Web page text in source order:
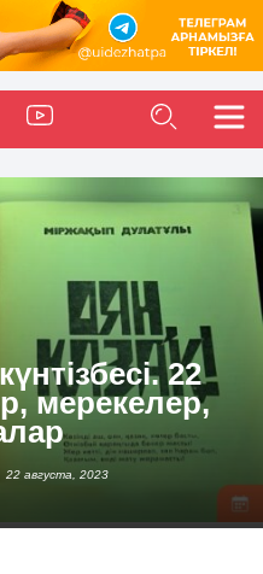
22
мерекелер,
22 августа, 2023